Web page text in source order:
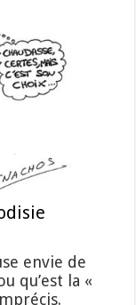
envie de
qu’est la «